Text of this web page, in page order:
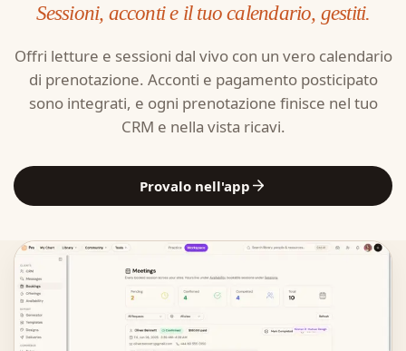
Sessioni, acconti e il tuo calendario, gestiti.
Offri letture e sessioni dal vivo con un vero calendario
di prenotazione. Acconti e pagamento posticipato
sono integrati, e ogni prenotazione finisce nel tuo
CRM e nella vista ricavi.
Provalo nell'app